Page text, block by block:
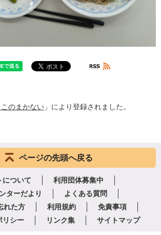
のまかない 」により登録されました。
ページの先頭へ戻る
について
利用団体募集中
ターだより
よくある質問
れた方
利用規約
免責事項
リシー
リンク集 サイトマップ